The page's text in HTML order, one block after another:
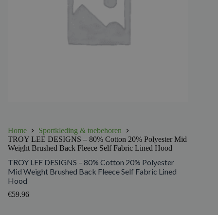
Home
Sportkleding & toebehoren
TROY LEE DESIGNS – 80% Cotton 20% Polyester Mid
Weight Brushed Back Fleece Self Fabric Lined Hood
TROY LEE DESIGNS – 80% Cotton 20% Polyester
Mid Weight Brushed Back Fleece Self Fabric Lined
Hood
€59.96